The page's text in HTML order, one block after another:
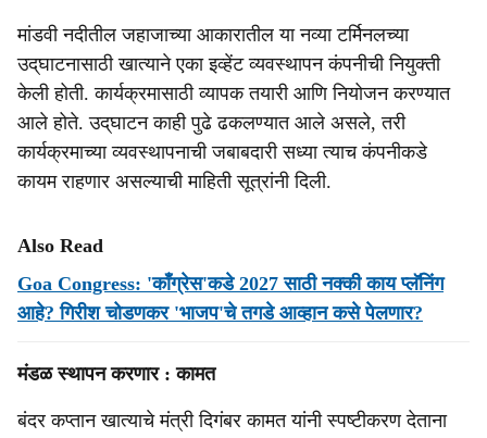
मांडवी नदीतील जहाजाच्या आकारातील या नव्या टर्मिनलच्या
उद्‌घाटनासाठी खात्याने एका इव्हेंट व्यवस्थापन कंपनीची नियुक्ती
केली होती. कार्यक्रमासाठी व्यापक तयारी आणि नियोजन करण्यात
आले होते. उद्‌घाटन काही पुढे ढकलण्यात आले असले, तरी
कार्यक्रमाच्या व्यवस्थापनाची जबाबदारी सध्या त्याच कंपनीकडे
कायम राहणार असल्याची माहिती सूत्रांनी दिली.
Also Read
Goa Congress: 'काँग्रेस'कडे 2027 साठी नक्की काय प्लॅनिंग
आहे? गिरीश चोडणकर 'भाजप'चे तगडे आव्हान कसे पेलणार?
मंडळ स्थापन करणार : कामत
बंदर कप्तान खात्याचे मंत्री दिगंबर कामत यांनी स्पष्टीकरण देताना